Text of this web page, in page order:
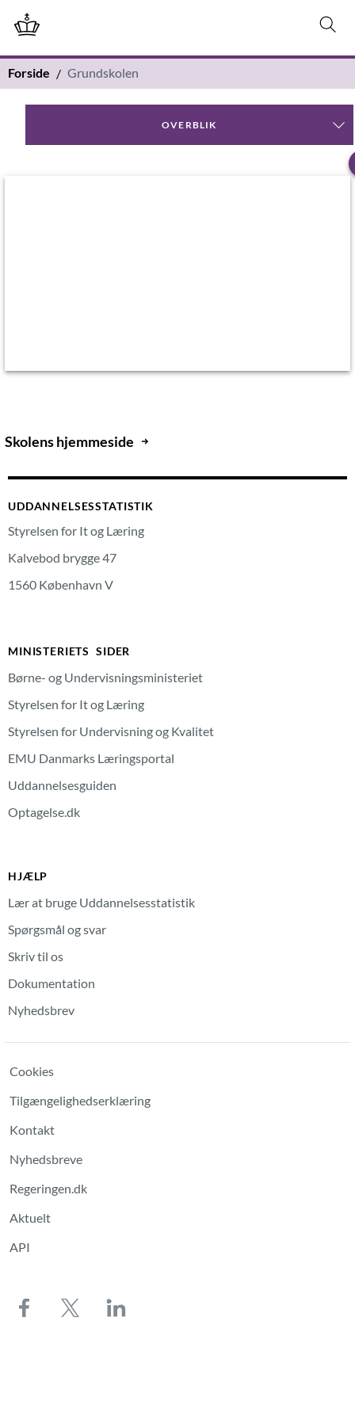
Forside Grundskolen
OVERBLIK
Skolens hjemmeside
UDDANNELSESSTATISTIK
Styrelsen for It og Læring
Kalvebod brygge 47
1560 København V
MINISTERIETS SIDER
Børne- og Undervisningsministeriet
Styrelsen for It og Læring
Styrelsen for Undervisning og Kvalitet
EMU Danmarks Læringsportal
Uddannelsesguiden
Optagelse.dk
HJÆLP
Lær at bruge Uddannelsesstatistik
Spørgsmål og svar
Skriv til os
Dokumentation
Nyhedsbrev
Cookies
Tilgængelighedserklæring
Kontakt
Nyhedsbreve
Regeringen.dk
Aktuelt
API